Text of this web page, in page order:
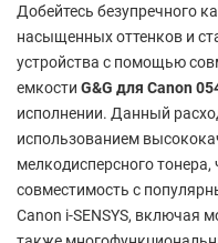
Добейтесь безупречного
насыщенных оттенков и
устройства с помощью
емкости G&G для Canon
исполнении. Данный
использованием
мелкодисперсного
совместимость с
Canon i-SENSYS, включая